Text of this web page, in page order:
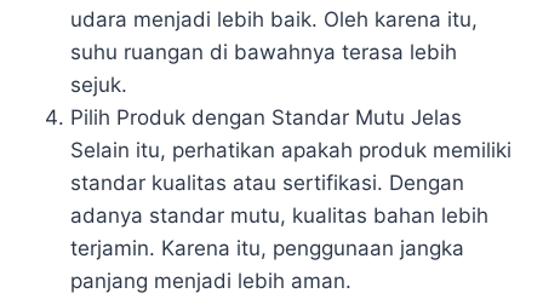
udara menjadi lebih baik. Oleh karena itu,
suhu ruangan di bawahnya terasa lebih
sejuk.
Pilih Produk dengan Standar Mutu Jelas
Selain itu, perhatikan apakah produk memiliki
standar kualitas atau sertifikasi. Dengan
adanya standar mutu, kualitas bahan lebih
terjamin. Karena itu, penggunaan jangka
panjang menjadi lebih aman.